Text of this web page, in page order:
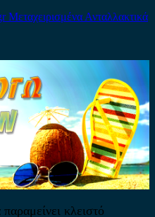
Μεταχειρισμένα Ανταλλακτικά
κλειστό